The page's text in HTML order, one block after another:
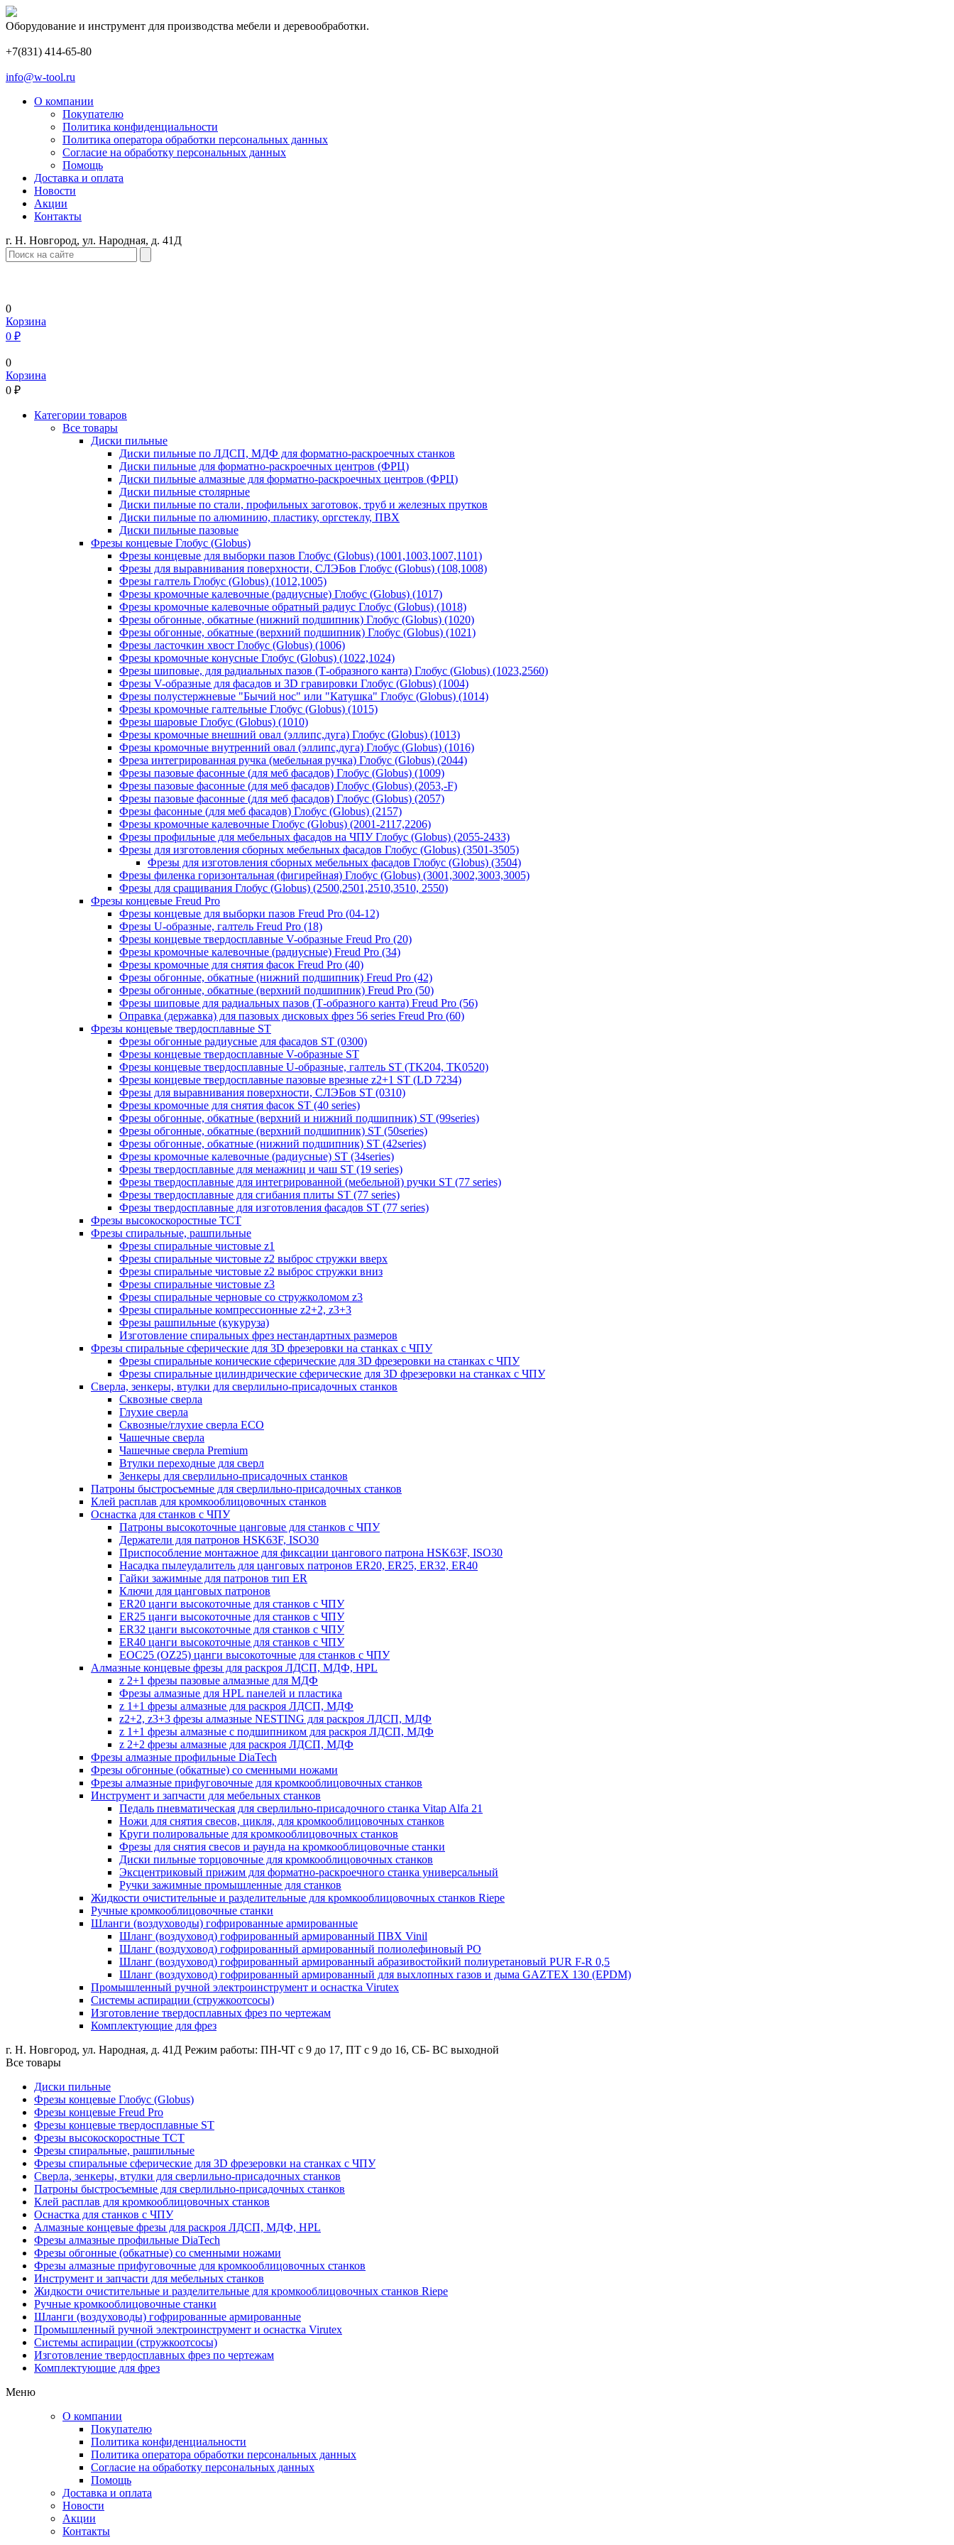
Оборудование и инструмент для производства мебели и деревообработки.
+7(831) 414-65-80
info@w-tool.ru
О компании
Покупателю
Политика конфиденциальности
Политика оператора обработки персональных данных
Согласие на обработку персональных данных
Помощь
Доставка и оплата
Новости
Акции
Контакты
г. Н. Новгород, ул. Народная, д. 41Д
0
Корзина
0 ₽
0
Корзина
0 ₽
Категории товаров
Все товары
Диски пильные
Диски пильные по ЛДСП, МДФ для форматно-раскроечных станков
Диски пильные для форматно-раскроечных центров (ФРЦ)
Диски пильные алмазные для форматно-раскроечных центров (ФРЦ)
Диски пильные столярные
Диски пильные по стали, профильных заготовок, труб и железных прутков
Диски пильные по алюминию, пластику, оргстеклу, ПВХ
Диски пильные пазовые
Фрезы концевые Глобус (Globus)
Фрезы концевые для выборки пазов Глобус (Globus) (1001,1003,1007,1101)
Фрезы для выравнивания поверхности, СЛЭБов Глобус (Globus) (108,1008)
Фрезы галтель Глобус (Globus) (1012,1005)
Фрезы кромочные калевочные (радиусные) Глобус (Globus) (1017)
Фрезы кромочные калевочные обратный радиус Глобус (Globus) (1018)
Фрезы обгонные, обкатные (нижний подшипник) Глобус (Globus) (1020)
Фрезы обгонные, обкатные (верхний подшипник) Глобус (Globus) (1021)
Фрезы ласточкин хвост Глобус (Globus) (1006)
Фрезы кромочные конусные Глобус (Globus) (1022,1024)
Фрезы шиповые, для радиальных пазов (Т-образного канта) Глобус (Globus) (1023,2560)
Фрезы V-образные для фасадов и 3D гравировки Глобус (Globus) (1004)
Фрезы полустержневые "Бычий нос" или "Катушка" Глобус (Globus) (1014)
Фрезы кромочные галтельные Глобус (Globus) (1015)
Фрезы шаровые Глобус (Globus) (1010)
Фрезы кромочные внешний овал (эллипс,дуга) Глобус (Globus) (1013)
Фрезы кромочные внутренний овал (эллипс,дуга) Глобус (Globus) (1016)
Фреза интегрированная ручка (мебельная ручка) Глобус (Globus) (2044)
Фрезы пазовые фасонные (для меб фасадов) Глобус (Globus) (1009)
Фрезы пазовые фасонные (для меб фасадов) Глобус (Globus) (2053,-F)
Фрезы пазовые фасонные (для меб фасадов) Глобус (Globus) (2057)
Фрезы фасонные (для меб фасадов) Глобус (Globus) (2157)
Фрезы кромочные калевочные Глобус (Globus) (2001-2117,2206)
Фрезы профильные для мебельных фасадов на ЧПУ Глобус (Globus) (2055-2433)
Фрезы для изготовления сборных мебельных фасадов Глобус (Globus) (3501-3505)
Фрезы для изготовления сборных мебельных фасадов Глобус (Globus) (3504)
Фрезы филенка горизонтальная (фигирейная) Глобус (Globus) (3001,3002,3003,3005)
Фрезы для сращивания Глобус (Globus) (2500,2501,2510,3510, 2550)
Фрезы концевые Freud Pro
Фрезы концевые для выборки пазов Freud Pro (04-12)
Фрезы U-образные, галтель Freud Pro (18)
Фрезы концевые твердосплавные V-образные Freud Pro (20)
Фрезы кромочные калевочные (радиусные) Freud Pro (34)
Фрезы кромочные для снятия фасок Freud Pro (40)
Фрезы обгонные, обкатные (нижний подшипник) Freud Pro (42)
Фрезы обгонные, обкатные (верхний подшипник) Freud Pro (50)
Фрезы шиповые для радиальных пазов (Т-образного канта) Freud Pro (56)
Оправка (державка) для пазовых дисковых фрез 56 series Freud Pro (60)
Фрезы концевые твердосплавные ST
Фрезы обгонные радиусные для фасадов ST (0300)
Фрезы концевые твердосплавные V-образные ST
Фрезы концевые твердосплавные U-образные, галтель ST (TK204, TK0520)
Фрезы концевые твердосплавные пазовые врезные z2+1 ST (LD 7234)
Фрезы для выравнивания поверхности, СЛЭБов ST (0310)
Фрезы кромочные для снятия фасок ST (40 series)
Фрезы обгонные, обкатные (верхний и нижний подшипник) ST (99series)
Фрезы обгонные, обкатные (верхний подшипник) ST (50series)
Фрезы обгонные, обкатные (нижний подшипник) ST (42series)
Фрезы кромочные калевочные (радиусные) ST (34series)
Фрезы твердосплавные для менажниц и чаш ST (19 series)
Фрезы твердосплавные для интегрированной (мебельной) ручки ST (77 series)
Фрезы твердосплавные для сгибания плиты ST (77 series)
Фрезы твердосплавные для изготовления фасадов ST (77 series)
Фрезы высокоскоростные ТСТ
Фрезы спиральные, рашпильные
Фрезы спиральные чистовые z1
Фрезы спиральные чистовые z2 выброс стружки вверх
Фрезы спиральные чистовые z2 выброс стружки вниз
Фрезы спиральные чистовые z3
Фрезы спиральные черновые со стружколомом z3
Фрезы спиральные компрессионные z2+2, z3+3
Фрезы рашпильные (кукуруза)
Изготовление спиральных фрез нестандартных размеров
Фрезы спиральные сферические для 3D фрезеровки на станках с ЧПУ
Фрезы спиральные конические сферические для 3D фрезеровки на станках с ЧПУ
Фрезы спиральные цилиндрические сферические для 3D фрезеровки на станках с ЧПУ
Сверла, зенкеры, втулки для сверлильно-присадочных станков
Сквозные сверла
Глухие сверла
Сквозные/глухие сверла ECO
Чашечные сверла
Чашечные сверла Premium
Втулки переходные для сверл
Зенкеры для сверлильно-присадочных станков
Патроны быстросъемные для сверлильно-присадочных станков
Клей расплав для кромкооблицовочных станков
Оснастка для станков с ЧПУ
Патроны высокоточные цанговые для станков с ЧПУ
Держатели для патронов HSK63F, ISO30
Приспособление монтажное для фиксации цангового патрона HSK63F, ISO30
Насадка пылеудалитель для цанговых патронов ER20, ER25, ER32, ER40
Гайки зажимные для патронов тип ER
Ключи для цанговых патронов
ER20 цанги высокоточные для станков с ЧПУ
ER25 цанги высокоточные для станков с ЧПУ
ER32 цанги высокоточные для станков с ЧПУ
ER40 цанги высокоточные для станков с ЧПУ
EOC25 (OZ25) цанги высокоточные для станков с ЧПУ
Алмазные концевые фрезы для раскроя ЛДСП, МДФ, HPL
z 2+1 фрезы пазовые алмазные для МДФ
Фрезы алмазные для HPL панелей и пластика
z 1+1 фрезы алмазные для раскроя ЛДСП, МДФ
z2+2, z3+3 фрезы алмазные NESTING для раскроя ЛДСП, МДФ
z 1+1 фрезы алмазные с подшипником для раскроя ЛДСП, МДФ
z 2+2 фрезы алмазные для раскроя ЛДСП, МДФ
Фрезы алмазные профильные DiaTech
Фрезы обгонные (обкатные) со сменными ножами
Фрезы алмазные прифуговочные для кромкооблицовочных станков
Инструмент и запчасти для мебельных станков
Педаль пневматическая для сверлильно-присадочного станка Vitap Alfa 21
Ножи для снятия свесов, цикля, для кромкооблицовочных станков
Круги полировальные для кромкооблицовочных станков
Фрезы для снятия свесов и раунда на кромкооблицовочные станки
Диски пильные торцовочные для кромкооблицовочных станков
Эксцентриковый прижим для форматно-раскроечного станка универсальный
Ручки зажимные промышленные для станков
Жидкости очистительные и разделительные для кромкооблицовочных станков Riepe
Ручные кромкооблицовочные станки
Шланги (воздуховоды) гофрированные армированные
Шланг (воздуховод) гофрированный армированный ПВХ Vinil
Шланг (воздуховод) гофрированный армированный полиолефиновый PO
Шланг (воздуховод) гофрированный армированный абразивостойкий полиуретановый PUR F-R 0,5
Шланг (воздуховод) гофрированный армированный для выхлопных газов и дыма GAZTEX 130 (EPDM)
Промышленный ручной электроинструмент и оснастка Virutex
Системы аспирации (стружкоотсосы)
Изготовление твердосплавных фрез по чертежам
Комплектующие для фрез
г. Н. Новгород, ул. Народная, д. 41Д Режим работы: ПН-ЧТ с 9 до 17, ПТ с 9 до 16, СБ- ВС выходной
Все товары
Диски пильные
Фрезы концевые Глобус (Globus)
Фрезы концевые Freud Pro
Фрезы концевые твердосплавные ST
Фрезы высокоскоростные ТСТ
Фрезы спиральные, рашпильные
Фрезы спиральные сферические для 3D фрезеровки на станках с ЧПУ
Сверла, зенкеры, втулки для сверлильно-присадочных станков
Патроны быстросъемные для сверлильно-присадочных станков
Клей расплав для кромкооблицовочных станков
Оснастка для станков с ЧПУ
Алмазные концевые фрезы для раскроя ЛДСП, МДФ, HPL
Фрезы алмазные профильные DiaTech
Фрезы обгонные (обкатные) со сменными ножами
Фрезы алмазные прифуговочные для кромкооблицовочных станков
Инструмент и запчасти для мебельных станков
Жидкости очистительные и разделительные для кромкооблицовочных станков Riepe
Ручные кромкооблицовочные станки
Шланги (воздуховоды) гофрированные армированные
Промышленный ручной электроинструмент и оснастка Virutex
Системы аспирации (стружкоотсосы)
Изготовление твердосплавных фрез по чертежам
Комплектующие для фрез
Меню
О компании
Покупателю
Политика конфиденциальности
Политика оператора обработки персональных данных
Согласие на обработку персональных данных
Помощь
Доставка и оплата
Новости
Акции
Контакты